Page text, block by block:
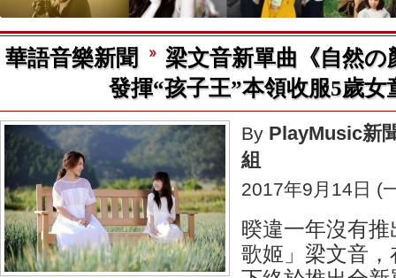
華語音樂新聞
梁文音新單曲《自然
發揮“孩子王”本領收服5歲女
By PlayMusic新
組
2017年9月14日 (
暌違一年沒有
歌姬」梁文音